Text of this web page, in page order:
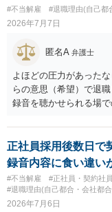
#不当解雇 #退職理由(自己都
2026年7月7日
匿名A 弁護士
よほどの圧力があった
らの意思（希望）で退
録音を聴かせられる場で
正社員採用後数日で
録音内容に食い違い
#不当解雇 #正社員・契約社員
#退職理由(自己都合・会社都
2026年7月6日